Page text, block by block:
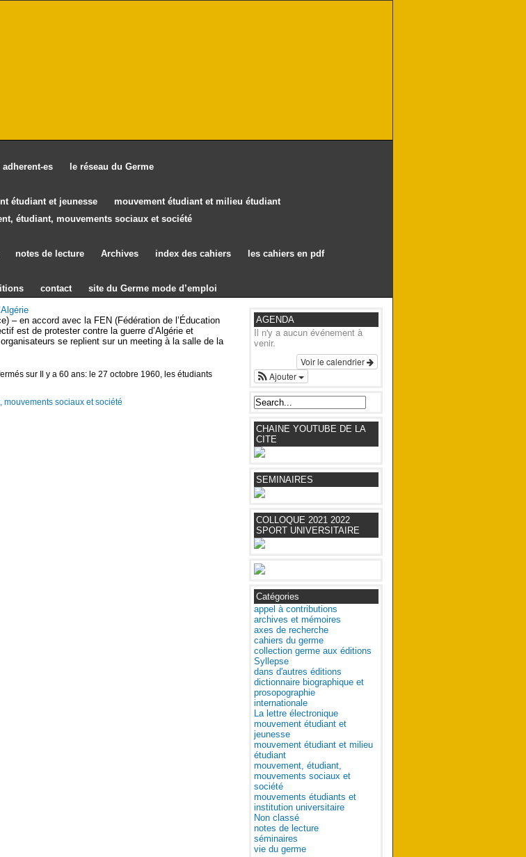
adherent-es
le réseau du Germe
étudiant et jeunesse
mouvement étudiant et milieu étudiant
étudiant, mouvements sociaux et société
notes de lecture Archives index des cahiers
les cahiers en pdf
contact site du Germe mode d’emploi
– en accord avec la FEN (Fédération de l’Éducation
est de protester contre la guerre d’Algérie et
se replient sur un meeting à la salle de la
sur Il y a 60 ans: le 27 octobre 1960, les étudiants
mouvements sociaux et société
AGENDA
Il n'y a aucun événement à
venir.
Voir le calendrier
Ajouter
CHAINE YOUTUBE DE LA
CITE
SEMINAIRES
COLLOQUE 2021 2022
SPORT UNIVERSITAIRE
Catégories
appel à contributions
archives et mémoires
axes de recherche
cahiers du germe
collection germe aux éditions
Syllepse
dans d'autres éditions
dictionnaire biographique et
prosopographie
internationale
La lettre électronique
mouvement étudiant et
jeunesse
mouvement étudiant et milieu
étudiant
mouvement, étudiant,
mouvements sociaux et
société
mouvements étudiants et
institution universitaire
Non classé
notes de lecture
séminaires
vie du germe